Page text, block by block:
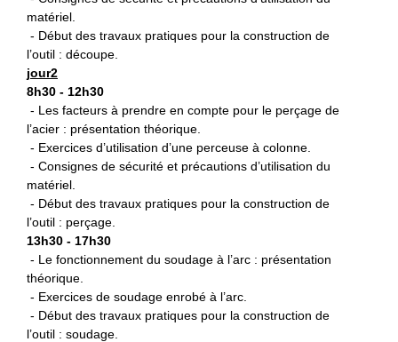
matériel.
- Début des travaux pratiques pour la construction de
l’outil : découpe.
jour2
8h30 - 12h30
- Les facteurs à prendre en compte pour le perçage de
l’acier : présentation théorique.
- Exercices d’utilisation d’une perceuse à colonne.
- Consignes de sécurité et précautions d’utilisation du
matériel.
- Début des travaux pratiques pour la construction de
l’outil : perçage.
13h30 - 17h30
- Le fonctionnement du soudage à l’arc : présentation
théorique.
- Exercices de soudage enrobé à l’arc.
- Début des travaux pratiques pour la construction de
l’outil : soudage.